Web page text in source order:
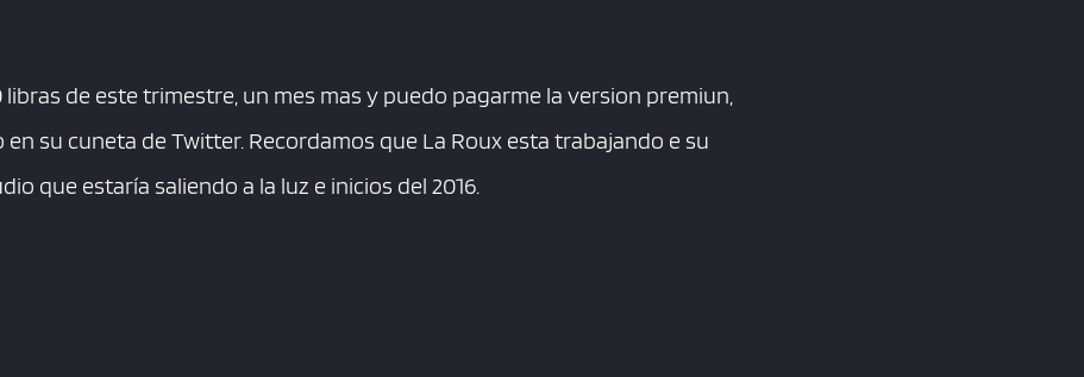
libras de este trimestre, un mes mas y puedo pagarme la version premiun,
su cuneta de Twitter. Recordamos que La Roux esta trabajando e su
que estaría saliendo a la luz e inicios del 2016.